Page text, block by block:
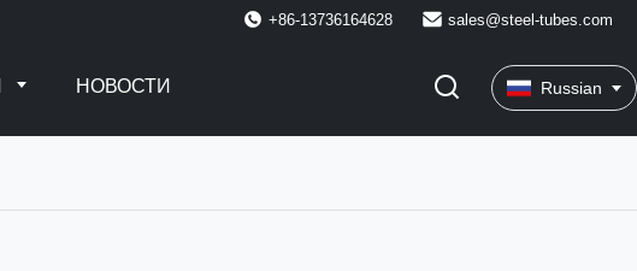
+86-13736164628 sales@steel-tubes.com
НОВОСТИ Russian